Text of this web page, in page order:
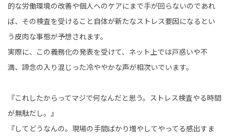
的な労働環境の改善や個人へのケアにまで手が回らないのであれ
ば、その検査を受けること自体が新たなストレス要因になるとい
う皮肉な事態が予想されます。
実際に、この義務化の発表を受けて、ネット上では戸惑いや不
満、諦念の入り混じった冷ややかな声が相次いでいます。
『これしたからってマジで何なんだと思う。ストレス検査やる時間
が無駄だし。』
『してどうなんの。現場の手間ばかり増やしてやってる感出すま